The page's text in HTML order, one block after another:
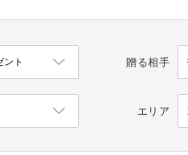
贈る相手
エリア